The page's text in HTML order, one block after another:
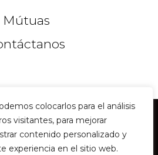
colocarlos para el análisis
visitantes, para mejorar
contenido personalizado y
experiencia en el sitio web.
Mútuas
Dr Gimeno & Dr Jaquet
en Barcelona